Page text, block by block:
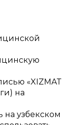
«XIZMAT
на
на узбекском